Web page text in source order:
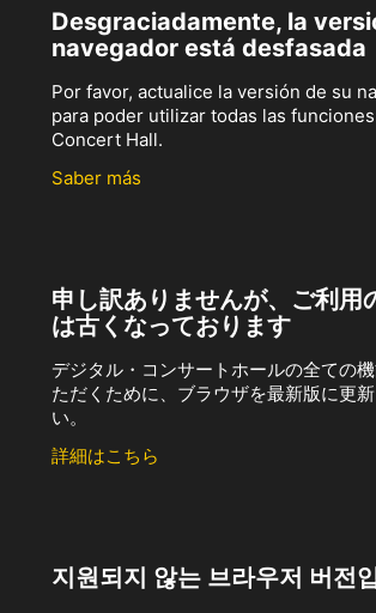
Desgraciadamente, la
navegador está desfasada
Por favor, actualice la versión de su
para poder utilizar todas las
Concert Hall.
Saber más
申し訳ありませんが、ご利用
は古くなっております
デジタル・コンサートホールの全ての
ただくために、ブラウザを最新版に更
い。
詳細はこちら
지원되지 않는 브라우저 버전